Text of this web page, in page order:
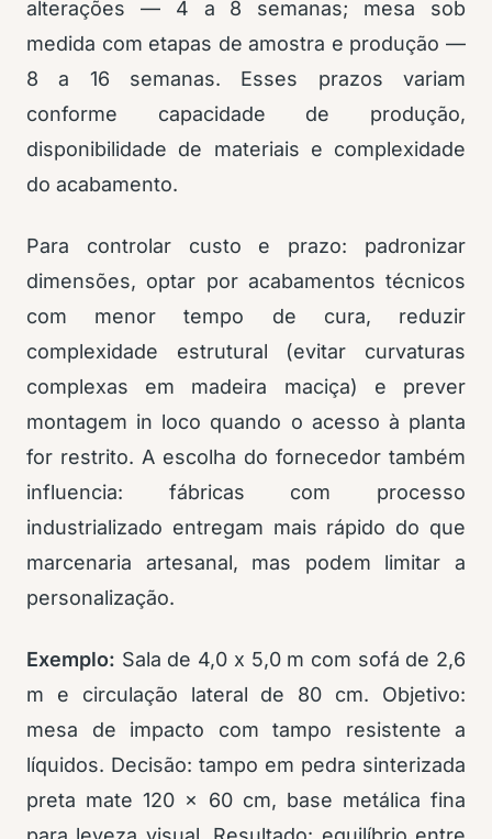
alterações — 4 a 8 semanas; mesa sob
medida com etapas de amostra e produção —
8 a 16 semanas. Esses prazos variam
conforme capacidade de produção,
disponibilidade de materiais e complexidade
do acabamento.
Para controlar custo e prazo: padronizar
dimensões, optar por acabamentos técnicos
com menor tempo de cura, reduzir
complexidade estrutural (evitar curvaturas
complexas em madeira maciça) e prever
montagem in loco quando o acesso à planta
for restrito. A escolha do fornecedor também
influencia: fábricas com processo
industrializado entregam mais rápido do que
marcenaria artesanal, mas podem limitar a
personalização.
Exemplo: Sala de 4,0 x 5,0 m com sofá de 2,6
m e circulação lateral de 80 cm. Objetivo:
mesa de impacto com tampo resistente a
líquidos. Decisão: tampo em pedra sinterizada
preta mate 120 x 60 cm, base metálica fina